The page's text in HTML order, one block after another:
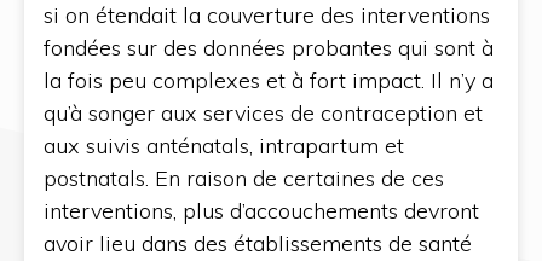
si on étendait la couverture des interventions
fondées sur des données probantes qui sont à
la fois peu complexes et à fort impact. Il n’y a
qu’à songer aux services de contraception et
aux suivis anténatals, intrapartum et
postnatals. En raison de certaines de ces
interventions, plus d’accouchements devront
avoir lieu dans des établissements de santé